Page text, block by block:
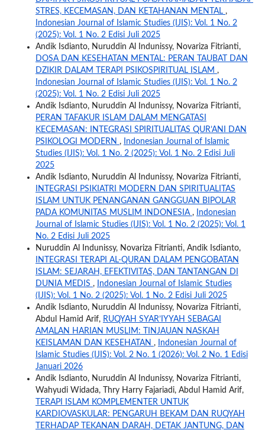
STRES, KECEMASAN, DAN KETAHANAN MENTAL ,
Indonesian Journal of Islamic Studies (IJIS): Vol. 1 No. 2
(2025): Vol. 1 No. 2 Edisi Juli 2025
Andik Isdianto, Nuruddin Al Indunissy, Novariza Fitrianti,
DOSA DAN KESEHATAN MENTAL: PERAN TAUBAT DAN
DZIKIR DALAM TERAPI PSIKOSPIRITUAL ISLAM ,
Indonesian Journal of Islamic Studies (IJIS): Vol. 1 No. 2
(2025): Vol. 1 No. 2 Edisi Juli 2025
Andik Isdianto, Nuruddin Al Indunissy, Novariza Fitrianti,
PERAN TAFAKUR ISLAM DALAM MENGATASI
KECEMASAN: INTEGRASI SPIRITUALITAS QUR’ANI DAN
PSIKOLOGI MODERN ,
Indonesian Journal of Islamic
Studies (IJIS): Vol. 1 No. 2 (2025): Vol. 1 No. 2 Edisi Juli
2025
Andik Isdianto, Nuruddin Al Indunissy, Novariza Fitrianti,
INTEGRASI PSIKIATRI MODERN DAN SPIRITUALITAS
ISLAM UNTUK PENANGANAN GANGGUAN BIPOLAR
PADA KOMUNITAS MUSLIM INDONESIA ,
Indonesian
Journal of Islamic Studies (IJIS): Vol. 1 No. 2 (2025): Vol. 1
No. 2 Edisi Juli 2025
Nuruddin Al Indunissy, Novariza Fitrianti, Andik Isdianto,
INTEGRASI TERAPI AL-QURAN DALAM PENGOBATAN
ISLAM: SEJARAH, EFEKTIVITAS, DAN TANTANGAN DI
DUNIA MEDIS ,
Indonesian Journal of Islamic Studies
(IJIS): Vol. 1 No. 2 (2025): Vol. 1 No. 2 Edisi Juli 2025
Andik Isdianto, Nuruddin Al Indunissy, Novariza Fitrianti,
Abdul Hamid Arif, RUQYAH SYAR’IYYAH SEBAGAI
AMALAN HARIAN MUSLIM: TINJAUAN NASKAH
KEISLAMAN DAN KESEHATAN ,
Indonesian Journal of
Islamic Studies (IJIS): Vol. 2 No. 1 (2026): Vol. 2 No. 1 Edisi
Januari 2026
Andik Isdianto, Nuruddin Al Indunissy, Novariza Fitrianti,
Wahyudi Widada, Thry Harry Fajariadi, Abdul Hamid Arif,
TERAPI ISLAM KOMPLEMENTER UNTUK
KARDIOVASKULAR: PENGARUH BEKAM DAN RUQYAH
TERHADAP TEKANAN DARAH, DETAK JANTUNG, DAN